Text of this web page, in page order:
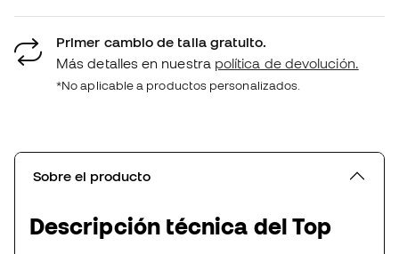
Primer cambio de talla gratuito.
Más detalles en nuestra política de devolución.
*No aplicable a productos personalizados.
Sobre el producto
Descripción técnica del Top